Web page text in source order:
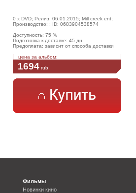
0 x DVD; Релиз: 06.01.2015; Mill creek ent;
Производство: ; ID: 0683904538574
Доступность: 75 %
Подготовка к доставке: 45 дн.
Предоплата: зависит от способа доставки
цена за альбом:
1694 rub
Фильмы
Новинки кино